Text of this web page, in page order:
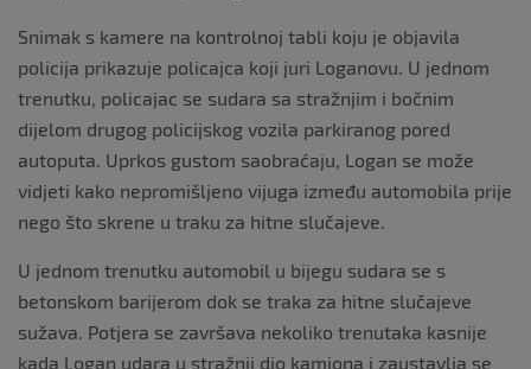
Snimak s kamere na kontrolnoj tabli koju je objavila
policija prikazuje policajca koji juri Loganovu. U jednom
trenutku, policajac se sudara sa stražnjim i bočnim
dijelom drugog policijskog vozila parkiranog pored
autoputa. Uprkos gustom saobraćaju, Logan se može
vidjeti kako nepromišljeno vijuga između automobila prije
nego što skrene u traku za hitne slučajeve.
U jednom trenutku automobil u bijegu sudara se s
betonskom barijerom dok se traka za hitne slučajeve
sužava. Potjera se završava nekoliko trenutaka kasnije
kada Logan udara u stražnji dio kamiona i zaustavlja se